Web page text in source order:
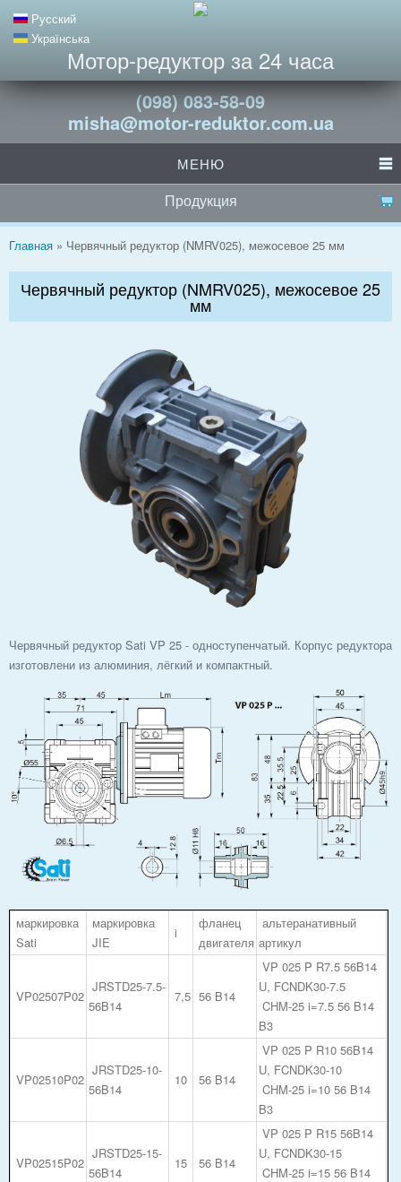
Русский
Українська
Мотор-редуктор за 24 часа
(098) 083-58-09
misha@motor-reduktor.com.ua
МЕНЮ
Продукция
Вы здесь
Главная » Червячный редуктор (NMRV025), межосевое 25 мм
Червячный редуктор (NMRV025), межосевое 25
мм
Червячный редуктор Sati VP 25 - одноступенчатый. Корпус редуктора
изготовлени из алюминия, лёгкий и компактный.
маркировка
Sati
маркировка
JIE
i
фланец
двигателя
альтеранативный
артикул
VP02507P02
JRSTD25-7.5-
56B14
7,5 56 B14
VP 025 P R7.5 56B14
U, FCNDK30-7.5
CHM-25 i=7.5 56 B14
B3
VP02510P02
JRSTD25-10-
56B14
10 56 B14
VP 025 P R10 56B14
U, FCNDK30-10
CHM-25 i=10 56 B14
B3
VP02515P02
JRSTD25-15-
56B14
15 56 B14
VP 025 P R15 56B14
U, FCNDK30-15
CHM-25 i=15 56 B14